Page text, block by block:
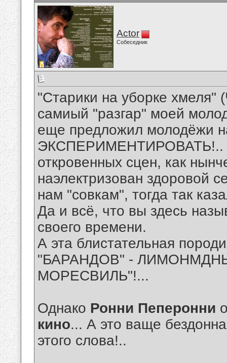
Actor
Собеседник
"Старики на уборке
самиый "разгар" моей
еще предложил молодёжи
ЭКСПЕРИМЕНТИРОВАТЬ!..
откровенных сцен, как
наэлектризован здоровой
нам "совкам", тогда так
Да и всё, что вы здесь
своего времени.
А эта блистательная
"БАРАНДОВ" -
МОРЕСВИЛЬ"!...
Однако Ронни Пеперонни
кино... А это ваще
этого слова!..